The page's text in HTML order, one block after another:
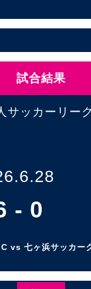
試合結果
サッカーリー
- 0
vs 七ヶ浜サッカー